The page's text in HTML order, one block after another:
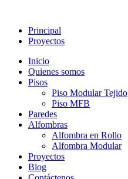
Principal
Proyectos
Inicio
Quienes somos
Pisos
Piso Modular Tejido
Piso MFB
Paredes
Alfombras
Alfombra en Rollo
Alfombra Modular
Proyectos
Blog